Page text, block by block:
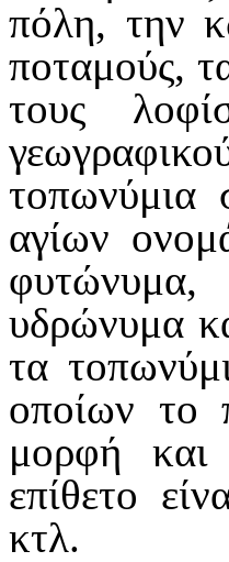
πόλη, την
ποταμούς,
τους
τοπωνύμια
αγίων
υδρώνυμα
τα
οποίων το
μορφή και
επίθετο
κτλ.